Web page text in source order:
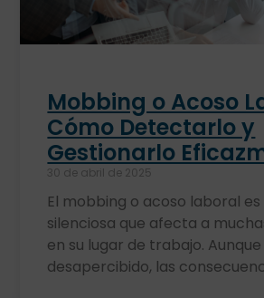
Mobbing o Acoso
Cómo Detectarlo y
Gestionarlo
30 de abril de 2025
El mobbing o acoso laboral
silenciosa que afecta a
en su lugar de trabajo.
desapercibido, las